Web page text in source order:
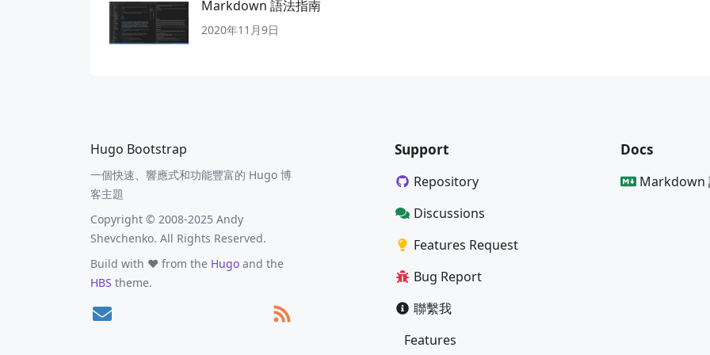
Markdown 語法指南
2020年11月9日
Hugo Bootstrap
一個快速、響應式和功能豐富的 Hugo 博
客主題
Copyright © 2008-2025 Andy
Shevchenko. All Rights Reserved.
Build with ❤️ from the Hugo and the
HBS theme.
Support
Repository
Discussions
Features Request
Bug Report
聯繫我
Docs
Markdown 語
Features